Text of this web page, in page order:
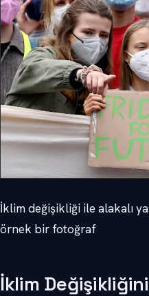
İklim değişikliği ile alakalı
örnek bir fotoğraf
İklim